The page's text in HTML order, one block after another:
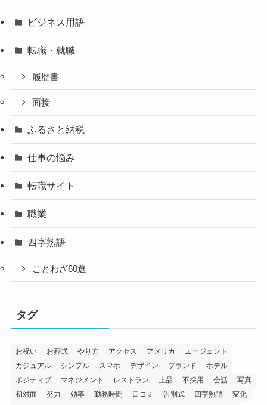
ビジネス用語
転職・就職
履歴書
面接
ふるさと納税
仕事の悩み
転職サイト
職業
四字熟語
ことわざ60選
タグ
お祝い お葬式 やり方 アクセス アメリカ
エージェント
カジュアル
シンプル スマホ デザイン ブランド
ホテル
ポジティブ
マネジメント レストラン 上品 不採用 会話
写真
初対面
努力 効率 勤務時間 口コミ 告別式 四字熟語
変化